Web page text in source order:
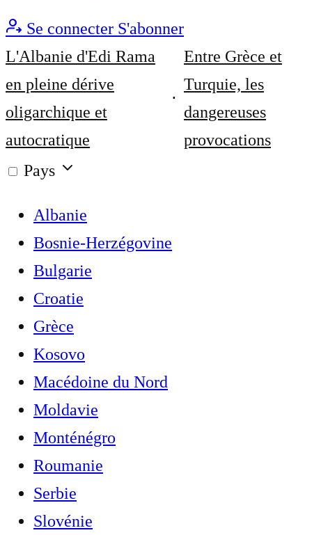
Se connecter S'abonner
L'Albanie d'Edi Rama
en pleine dérive
oligarchique et
autocratique
Entre Grèce et
Turquie, les
dangereuses
provocations
Pays
Albanie
Bosnie-Herzégovine
Bulgarie
Croatie
Grèce
Kosovo
Macédoine du Nord
Moldavie
Monténégro
Roumanie
Serbie
Slovénie